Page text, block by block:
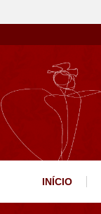
INÍCIO